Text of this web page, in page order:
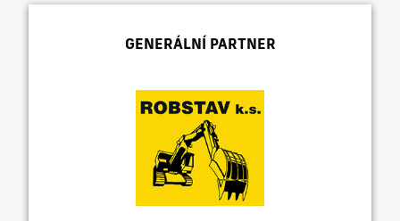
GENERÁLNÍ PARTNER